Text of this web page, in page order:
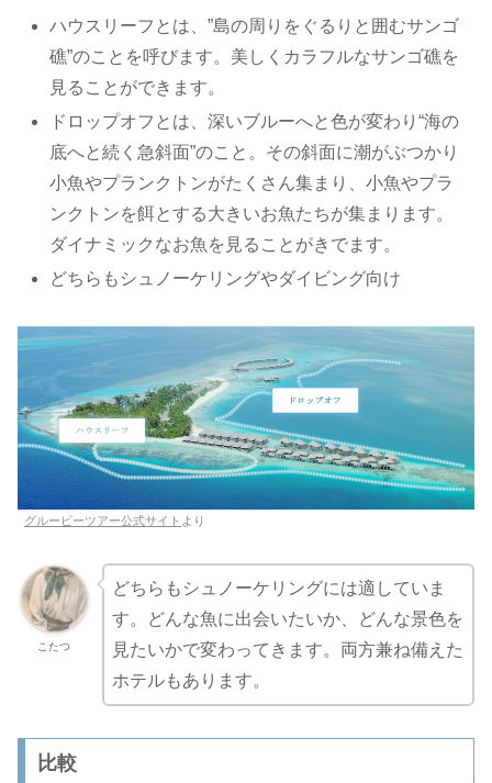
ハウスリーフとは、”島の周りをぐるりと囲むサンゴ
礁”のことを呼びます。美しくカラフルなサンゴ礁を
見ることができます。
ドロップオフとは、深いブルーへと色が変わり“海の
底へと続く急斜面”のこと。その斜面に潮がぶつかり
小魚やプランクトンがたくさん集まり、小魚やプラ
ンクトンを餌とする大きいお魚たちが集まります。
ダイナミックなお魚を見ることがきでます。
どちらもシュノーケリングやダイビング向け
グルービーツアー公式サイト より
こたつ
どちらもシュノーケリングには適していま
す。どんな魚に出会いたいか、どんな景色を
見たいかで変わってきます。両方兼ね備えた
ホテルもあります。
比較